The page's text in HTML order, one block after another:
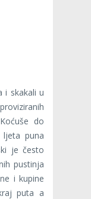
i skakali u
do
puna
je često
pustinja
i kupine
puta a